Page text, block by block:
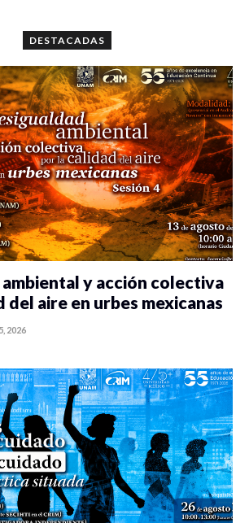
DESTACADAS
y acción colectiva
del aire en urbes mexicanas
2026